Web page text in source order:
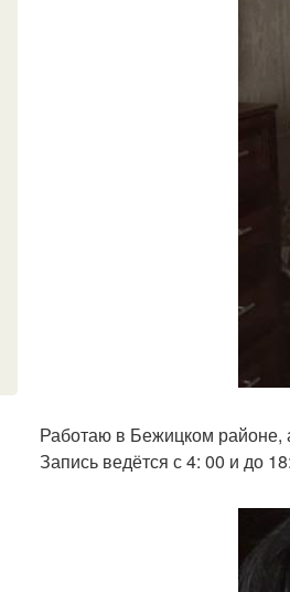
Работаю в Бежицком районе,
Запись ведётся с 4: 00 и до